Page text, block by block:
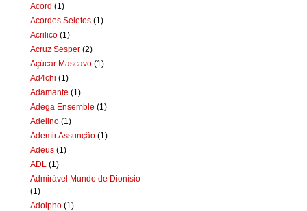
Acord (1)
Acordes Seletos (1)
Acrilico (1)
Acruz Sesper (2)
Açúcar Mascavo (1)
Ad4chi (1)
Adamante (1)
Adega Ensemble (1)
Adelino (1)
Ademir Assunção (1)
Adeus (1)
ADL (1)
Admirável Mundo de Dionísio
(1)
Adolpho (1)